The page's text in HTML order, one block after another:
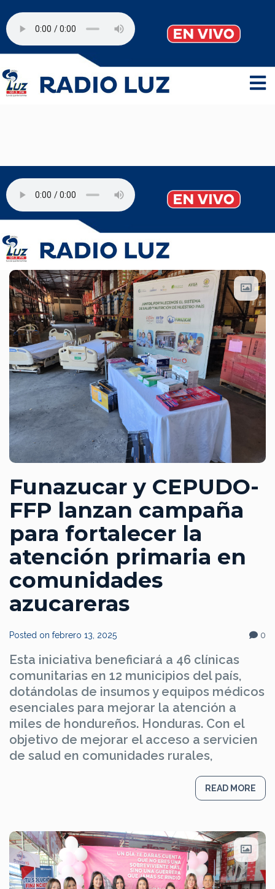
Funazucar y CEPUDO-
FFP lanzan campaña
para fortalecer la
atención primaria en
comunidades
azucareras
Posted on febrero 13, 2025 0
Esta iniciativa beneficiará a 46 clínicas
comunitarias en 12 municipios del país,
dotándolas de insumos y equipos médicos
esenciales para mejorar la atención a
miles de hondureños. Honduras. Con el
objetivo de mejorar el acceso a servicien
de salud en comunidades rurales,
READ MORE